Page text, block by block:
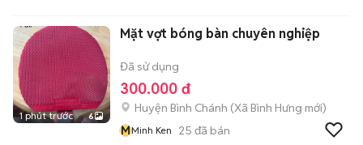
1 phút trước 6
Mặt vợt bóng bàn chuyên nghiệp
Đã sử dụng
300.000 đ
Huyện Bình Chánh (Xã Bình Hưng mới)
MMinh Ken 25 đã bán